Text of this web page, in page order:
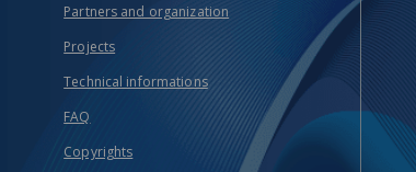
Partners and organization
Projects
Technical informations
FAQ
Copyrights